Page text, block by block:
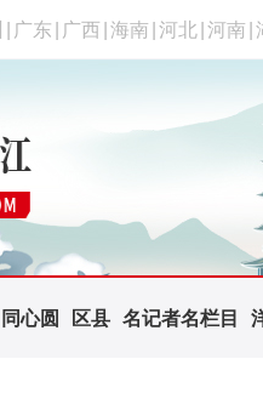
广东 广西 海南 河北 河南
同心圆 区县 名记者名栏目